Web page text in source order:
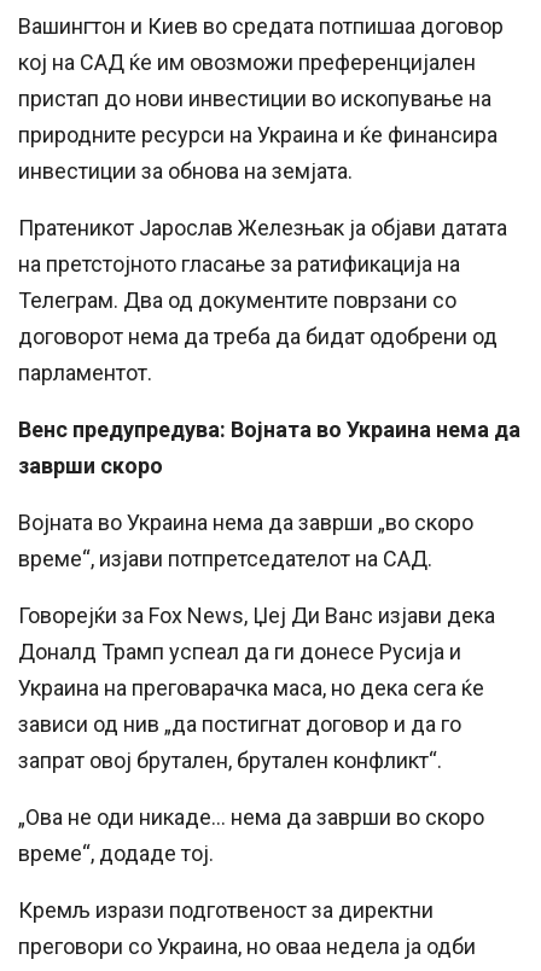
Вашингтон и Киев во средата потпишаа договор
кој на САД ќе им овозможи преференцијален
пристап до нови инвестиции во ископување на
природните ресурси на Украина и ќе финансира
инвестиции за обнова на земјата.
Пратеникот Јарослав Железњак ја објави датата
на претстојното гласање за ратификација на
Телеграм. Два од документите поврзани со
договорот нема да треба да бидат одобрени од
парламентот.
Венс предупредува: Војната во Украина нема да
заврши скоро
Војната во Украина нема да заврши „во скоро
време“, изјави потпретседателот на САД.
Говорејќи за Fox News, Џеј Ди Ванс изјави дека
Доналд Трамп успеал да ги донесе Русија и
Украина на преговарачка маса, но дека сега ќе
зависи од нив „да постигнат договор и да го
запрат овој брутален, брутален конфликт“.
„Ова не оди никаде… нема да заврши во скоро
време“, додаде тој.
Кремљ изрази подготвеност за директни
преговори со Украина, но оваа недела ја одби